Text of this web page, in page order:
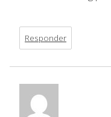
Responder